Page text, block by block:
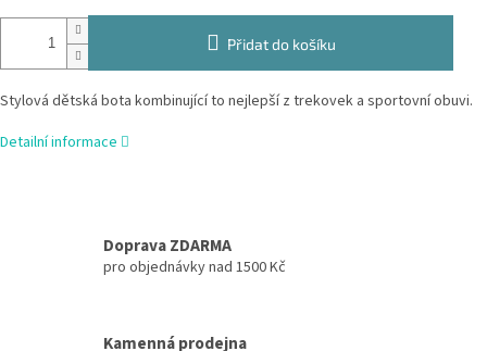
Přidat do košíku
Stylová dětská bota kombinující to nejlepší z trekovek a sportovní obuvi.
Detailní informace
Doprava ZDARMA
pro objednávky nad 1500 Kč
Kamenná prodejna